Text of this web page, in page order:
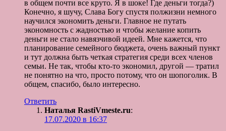
в общем почти все круто. Я в шоке! Где деньги тогда?)
Конечно, я шучу, Слава Богу спустя полжизни немного
научился экономить деньги. Главное не путать
экономность с жадностью и чтобы желание копить
деньги не стало навязчивой идеей. Мне кажется, что
планирование семейного бюджета, очень важный пункт
и тут должна быть четкая стратегия среди всех членов
семьи. Не так, чтобы кто-то экономил, другой — тратил
не понятно на что, просто потому, что он шопоголик. В
общем, спасибо, было интересно.
Ответить
Наталья RastiVmeste.ru:
17.07.2020 в 16:37